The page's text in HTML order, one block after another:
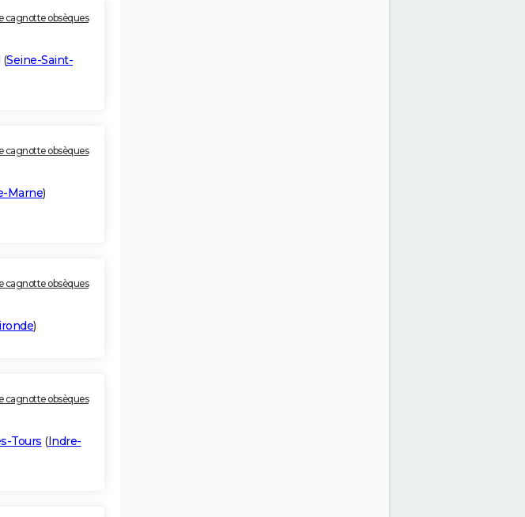
cagnotte obsèques
(Seine-Saint-
cagnotte obsèques
Marne)
cagnotte obsèques
)
cagnotte obsèques
Tours (Indre-